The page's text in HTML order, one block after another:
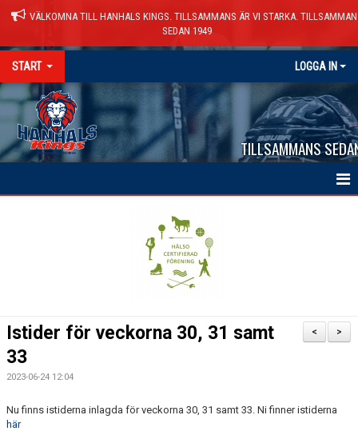
VÄLKOMNA TILL HANHALS KINGS. TILLSAMMANS ÄR VI STARKA.
SEDAN 1949
START LOGGA IN
TILLSAMMANS
MATCHER
CAMPER
CUPER
>
<
Istider för veckorna 30, 31 samt
33
2023-06-24 12:04
Nu finns istiderna inlagda för veckorna 30, 31 samt 33. Ni finner istiderna
här